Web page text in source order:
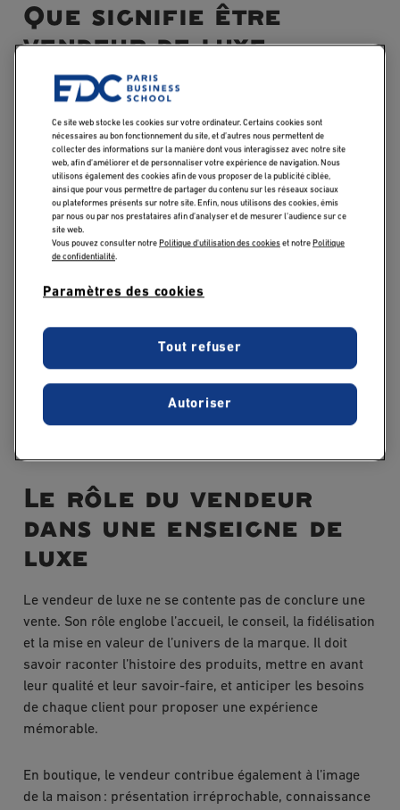
Que signifie être
vendeur de luxe
aujourd'hui ?
Dans le monde du luxe, le vendeur est un réel
ambassadeur de la marque. Pour devenir vendeur pour
une enseigne de luxe, il convient d’être capable de
transmettre la valeur des produits et la culture de la
marque. Les marques de luxe ne réalisent pas
d’embauches de masse, mais recherchent des vendeurs
possédant une parfaite connaissance des codes et des
qualités recherchées sont essentiellement un excellent
épreuve et une grande motivation.
produit, le vendeur joue un rôle clé : il incarne l’histoire
et l’identité de la marque, tout en personnalisant chaque
Le rôle du vendeur
dans une enseigne de
luxe
Le vendeur de luxe ne se contente pas de conclure une
vente. Son rôle englobe l’accueil, le conseil, la fidélisation
et la mise en valeur de l’univers de la marque. Il doit
savoir raconter l’histoire des produits, mettre en avant
leur qualité et leur savoir-faire, et anticiper les besoins
de chaque client pour proposer une expérience
mémorable.
En boutique, le vendeur contribue également à l’image
de la maison : présentation irréprochable, connaissance
Ce site web stocke les cookies sur votre ordinateur. Certains cookies sont
nécessaires au bon fonctionnement du site, et d’autres nous permettent de
collecter des informations sur la manière dont vous interagissez avec notre site
web, afin d’améliorer et de personnaliser votre expérience de navigation. Nous
utilisons également des cookies afin de vous proposer de la publicité ciblée,
ainsi que pour vous permettre de partager du contenu sur les réseaux sociaux
ou plateformes présents sur notre site. Enfin, nous utilisons des cookies, émis
par nous ou par nos prestataires afin d’analyser et de mesurer l’audience sur ce
site web.
Vous pouvez consulter notrePolitique d'utilisation des cookieset notrePolitique
de confidentialité.
Paramètres des cookies
Tout refuser
Autoriser